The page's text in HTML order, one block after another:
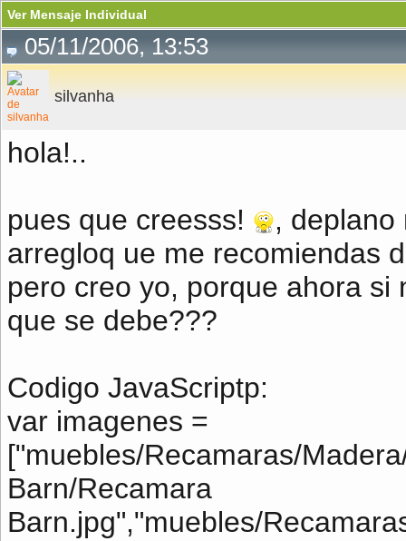
Ver Mensaje Individual
05/11/2006, 13:53
silvanha
hola!..
pues que creesss!
, deplano
arregloq ue me recomiendas
pero creo yo, porque ahora
que se debe???
Codigo JavaScriptp:
var imagenes =
["muebles/Recamaras/
Barn/Recamara
Barn.jpg","muebles/